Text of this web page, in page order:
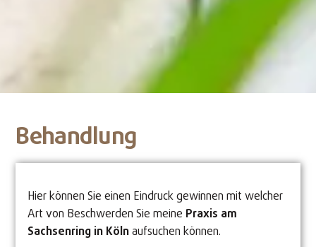
Behandlung
Hier können Sie einen Eindruck gewinnen mit welcher
Art von Beschwerden Sie meine Praxis am
Sachsenring in Kölnaufsuchen können.